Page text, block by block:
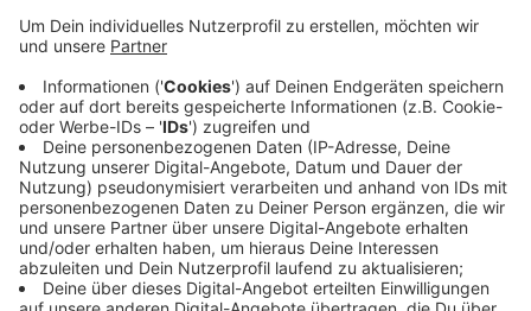
Veröffentlicht:Dienstag, 02.06.2020 06:20
Anzeige
Das hat die Stadt mitgeteilt. Gebaut wird auch auf
einem Teil der Monheimer Straße. Hier wird zwischen
den beide neuen Kreisverkehren ebenfalls die
Fahrbahn erneuert. Dort regelt eine Baustellenampel
den Verkehr. Die Bauarbeiten werden voraussichtlich